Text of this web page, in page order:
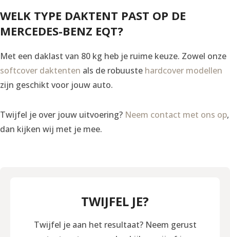
WELK TYPE DAKTENT PAST OP DE
MERCEDES-BENZ EQT?
Met een daklast van 80 kg heb je ruime keuze. Zowel onze
softcover daktenten als de robuuste hardcover modellen
zijn geschikt voor jouw auto.
Twijfel je over jouw uitvoering? Neem contact met ons op,
dan kijken wij met je mee.
TWIJFEL JE?
Twijfel je aan het resultaat? Neem gerust